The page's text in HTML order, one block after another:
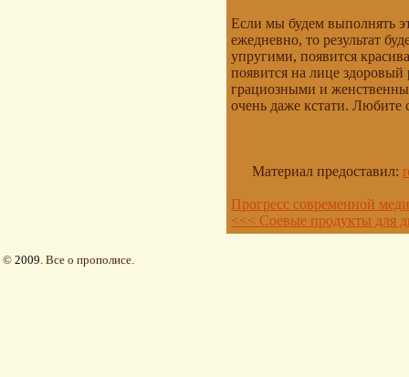
Если мы будем выполнять
ежедневно, то результат
упругими, появится
появится на лице
грациозными и
очень даже кстати. Любите
Материал предоставил:
Прогресс современной
<<< Соевые продукты для
© 2009. Все о прополисе.